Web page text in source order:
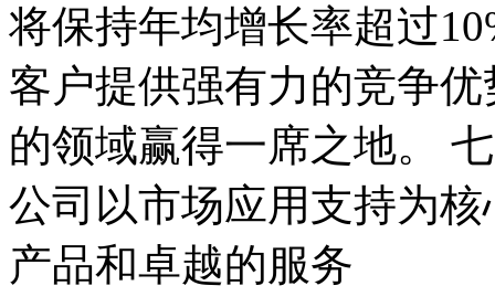
将保持年均增长率超过
客户提供强有力的竞争
的领域赢得一席之地。
公司以市场应用支持为
产品和卓越的服务